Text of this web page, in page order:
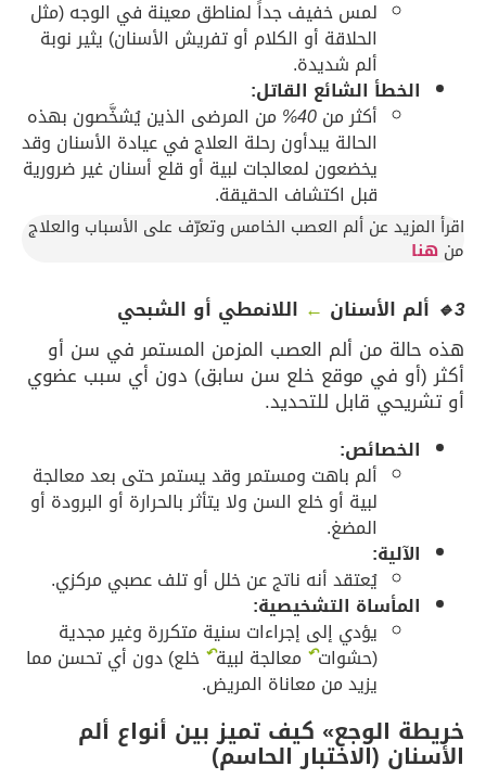
لمس خفيف جداً لمناطق معينة في الوجه (مثل
الحلاقة أو الكلام أو تفريش الأسنان) يثير نوبة
ألم شديدة.
الخطأ الشائع القاتل:
أكثر من40% من المرضى الذين يُشخَّصون بهذه
الحالة يبدأون رحلة العلاج في عيادة الأسنان وقد
يخضعون لمعالجات لبية أو قلع أسنان غير ضرورية
قبل اكتشاف الحقيقة.
اقرأ المزيد عن ألم العصب الخامس وتعرّف على الأسباب والعلاج
من هنا
3🔹 ألم الأسنان ← اللانمطي أو الشبحي
هذه حالة من ألم العصب المزمن المستمر في سن أو
أكثر (أو في موقع خلع سن سابق) دون أي سبب عضوي
أو تشريحي قابل للتحديد.
الخصائص:
ألم باهت ومستمر وقد يستمر حتى بعد معالجة
لبية أو خلع السن ولا يتأثر بالحرارة أو البرودة أو
المضغ.
الآلية:
يُعتقد أنه ناتج عن خلل أو تلف عصبي مركزي.
المأساة التشخيصية:
يؤدي إلى إجراءات سنية متكررة وغير مجدية
(حشوات↶ معالجة لبية↶ خلع) دون أي تحسن مما
يزيد من معاناة المريض.
خريطة الوجع» كيف تميز بين أنواع ألم
الأسنان (الاختبار الحاسم)